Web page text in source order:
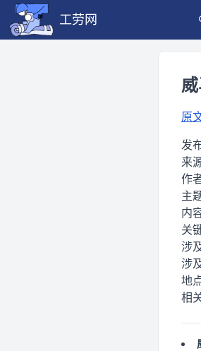
工劳网
原
发
来
作
主
内
关
涉
涉
地
相